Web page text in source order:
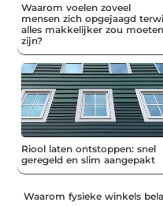
Waarom voelen zoveel
mensen zich opgejaagd
alles makkelijker zou moeten
zijn?
Riool laten ontstoppen: snel
geregeld en slim aangepakt
Waarom fysieke winkels